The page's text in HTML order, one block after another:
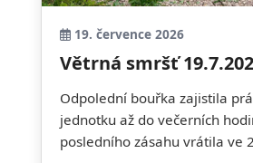
19. července 2026
Větrná smršť
Odpolední bouřka zajistila
jednotku až do večerních
posledního zásahu vrátila ve